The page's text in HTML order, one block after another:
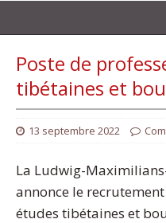
Poste de
tibétaines et
13 septembre 2022
La Ludwig-
annonce le
études tibétaines et